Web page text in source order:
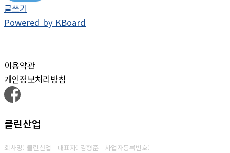
글쓰기
Powered by KBoard
이용약관
개인정보처리방침
클린산업
회사명: 클린산업 대표자: 김형준 사업자등록번호: